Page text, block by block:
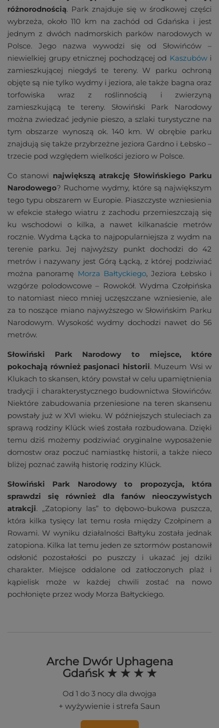
różnorodnością. Park znajduje się w środkowej części
wybrzeża, około 110 km na zachód od Gdańska i jest
jednym z dwóch nadmorskich parków narodowych w
Polsce. Jego nazwa wywodzi się od Słowińców –
niewielkiej grupy etnicznej pochodzącej od Kaszubówi
zamieszkującej niegdyś te tereny. W parku ochroną
objęte są nie tylko wydmy i jeziora, ale także bagna oraz
torfowiska wraz z roślinnością i zwierzyną
zamieszkującą te tereny. Słowiński Park Narodowy
można zwiedzać jedynie pieszo, a szlaki turystyczne na
tym obszarze wynoszą ok. 140 km. W obrębie parku
znajdują się także przybrzeżne jeziora Gardno i Łebsko –
trzecie pod względem wielkości jezioro w Polsce.
Co stanowi największą atrakcję Słowińskiego Parku
Narodowego? Ruchome wydmy, które są największym
tego typu obszarem w Europie. Piaszczyste wzniesienia
w efekcie stałego wiatru z zachodu przemieszczają się
ku wschodowi o kilka, a nawet kilkanaście metrów
rocznie. Wydma Łącka to najpopularniejsza z wydm na
terenie parku. Jej najwyższy punkt dochodzi do 42
metrów i nazywany jest Górą Łącką, z której podziwiać
można panoramę Morza Bałtyckiego, Jeziora Łebsko i
wzgórze polodowcowe – Rowokół. Wydma Czołpińska
to natomiast nieco mniej uczęszczane wzniesienie, ale
za to noszące miano najwyższego w Słowińskim Parku
Narodowym. Wysokość wydmy dochodzi nawet do 56
metrów.
Słowiński Park Narodowy to miejsce, które
pokochają również pasjonaci historii. Muzeum Wsi w
Klukach to skansen, który powstał w celu upamiętnienia
tradycji i charakterystycznego budownictwa Słowińców.
Niektóre zabudowania przeniesione na teren skansenu
powstały już w XVI wieku. W późniejszych stuleciach za
sprawą rodziny Klück wieś została rozbudowana. Dzięki
temu dziś możemy podziwiać oryginalne wyposażenie
domostw oraz poczuć namiastkę historii, a także nieco
bliżej poznać zawiłą historię rodziny Klück.
Słowiński Park Narodowy to propozycja, która
sprawdzi się również dla fanów nieoczywistych
atrakcji. „Zatopiony las” to dębowo-bukowa puszcza,
która kilka tysięcy lat temu rosła między Czołpinem a
Rowami. W wyniku działalności Bałtyku została jednak
zatopiona. Kilka lat temu jeden ze sztormów postanowił
odsłonić pozostałości po puszczy i ukazać jej dziki
charakter. Miejsce oddalone od zatłoczonych plaż i
kąpielisk może w każdej chwili zostać na nowo
pochłonięte przez wody Morza Bałtyckiego.
Arche Dwór Uphagena
Gdańsk ★ ★ ★ ★
Od 1 do 3 nocy dla dwojga
+ wyżywienie i strefa Saun